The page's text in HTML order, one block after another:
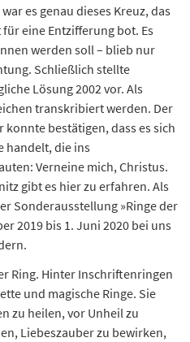
es genau dieses Kreuz, das
eine Entzifferung bot. Es
werden soll – blieb nur
Schließlich stellte
Lösung 2002 vor. Als
transkribiert werden. Der
bestätigen, dass es sich
handelt, die ins
Verneine mich, Christus.
gibt es hier zu erfahren. Als
Sonderausstellung »Ringe der
2019 bis 1. Juni 2020 bei uns
Ring. Hinter Inschriftenringen
und magische Ringe. Sie
zu heilen, vor Unheil zu
Liebeszauber zu bewirken,